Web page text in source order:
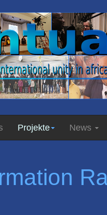
Projekte News